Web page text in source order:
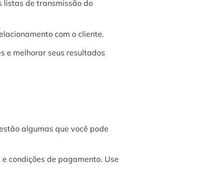
listas de transmissão do
com o cliente.
e melhorar seus resultados
algumas que você pode
condições de pagamento. Use